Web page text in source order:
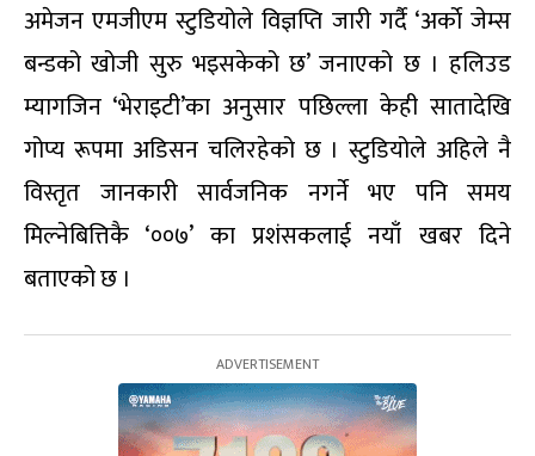
अमेजन एमजीएम स्टुडियोले विज्ञप्ति जारी गर्दै ‘अर्काे जेम्स
बन्डको खोजी सुरु भइसकेको छ’ जनाएको छ । हलिउड
म्यागजिन ‘भेराइटी’का अनुसार पछिल्ला केही सातादेखि
गोप्य रूपमा अडिसन चलिरहेको छ । स्टुडियोले अहिले नै
विस्तृत जानकारी सार्वजनिक नगर्ने भए पनि समय
मिल्नेबित्तिकै ‘००७’ का प्रशंसकलाई नयाँ खबर दिने
बताएको छ ।